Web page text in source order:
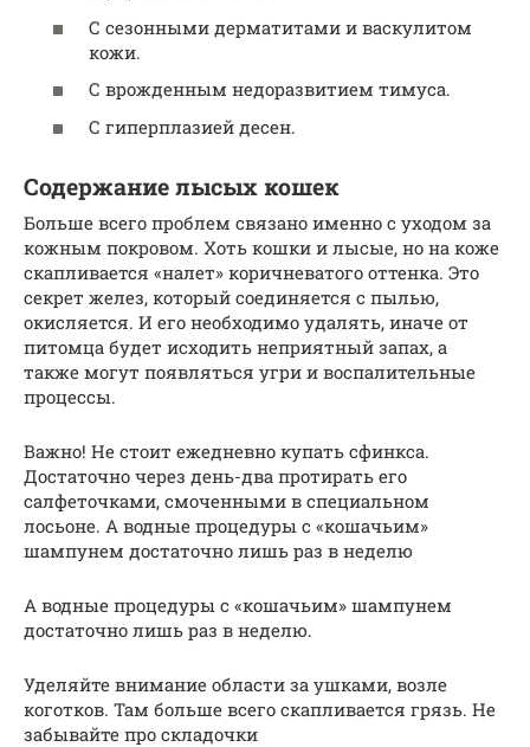
С сезонными дерматитами и васкулитом
кожи.
С врожденным недоразвитием тимуса.
С гиперплазией десен.
Содержание лысых кошек
Больше всего проблем связано именно с уходом за
кожным покровом. Хоть кошки и лысые, но на коже
скапливается «налет» коричневатого оттенка. Это
секрет желез, который соединяется с пылью,
окисляется. И его необходимо удалять, иначе от
питомца будет исходить неприятный запах, а
также могут появляться угри и воспалительные
процессы.
Важно! Не стоит ежедневно купать сфинкса.
Достаточно через день-два протирать его
салфеточками, смоченными в специальном
лосьоне. А водные процедуры с «кошачьим»
шампунем достаточно лишь раз в неделю
А водные процедуры с «кошачьим» шампунем
достаточно лишь раз в неделю.
Уделяйте внимание области за ушками, возле
коготков. Там больше всего скапливается грязь. Не
забывайте про складочки